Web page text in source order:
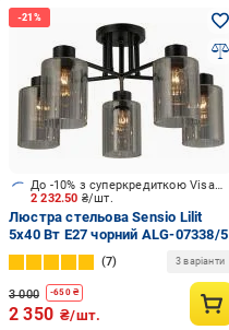
2 232.50 ₴/шт.
До -10% з суперкредиткою Visa Вигода
Люстра стельова Sensio Lilit
5x40 Вт Е27 чорний ALG-07338/5
7 3 варіанти
3 000 -650₴
2 350 ₴/шт.